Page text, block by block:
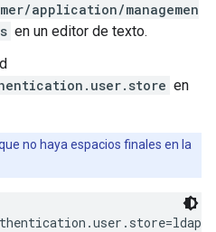
application/managemen
en un editor de texto.
en
no haya espacios finales en la